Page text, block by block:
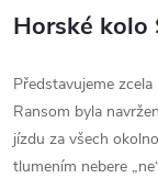
Horské kolo
Představujeme
Ransom byla
jízdu za všech
tlumením nebere